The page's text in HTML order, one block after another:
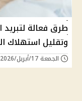
طرق فعالة
وتقليل استهلاك
الجمعة 17/أبريل/2026 - 08:00 ص